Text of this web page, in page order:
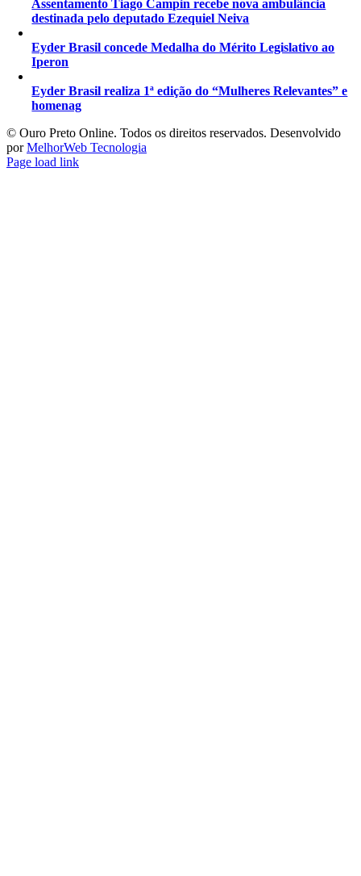
Assentamento Tiago Campin recebe nova ambulância
destinada pelo deputado Ezequiel Neiva
Eyder Brasil concede Medalha do Mérito Legislativo ao
Iperon
Eyder Brasil realiza 1ª edição do “Mulheres Relevantes” e
homenag
©️ Ouro Preto Online. Todos os direitos reservados. Desenvolvido
porMelhorWeb Tecnologia
Page load link